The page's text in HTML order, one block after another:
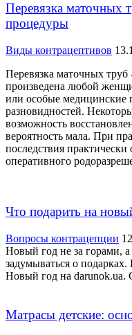
Перевязка маточных
процедуры
Виды контрацептивов
Перевязка маточных
произведена любой
или особые медицинские
разновидностей.
возможность
вероятность мала. При
последствия практически
оперативного
Что подарить на
Вопросы контрацепции
Новый год не за горами, а
задумываться о
Новый год на darunok.ua.
Матрасы детские: